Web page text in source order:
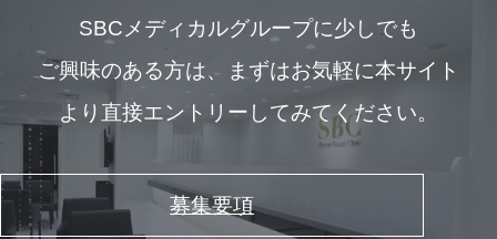
SBCメディカルグループに少しでも
ご興味のある方は、
まずはお気軽に本サイト
より直接エントリーしてみてください。
募集要項